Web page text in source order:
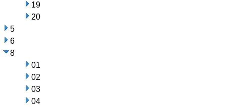
19
20
5
6
8
01
02
03
04